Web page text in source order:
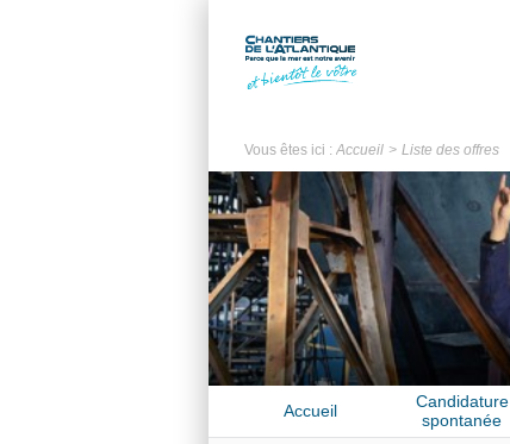
Vous êtes ici : Accueil Liste des offres
Accueil
Candidature
spontanée